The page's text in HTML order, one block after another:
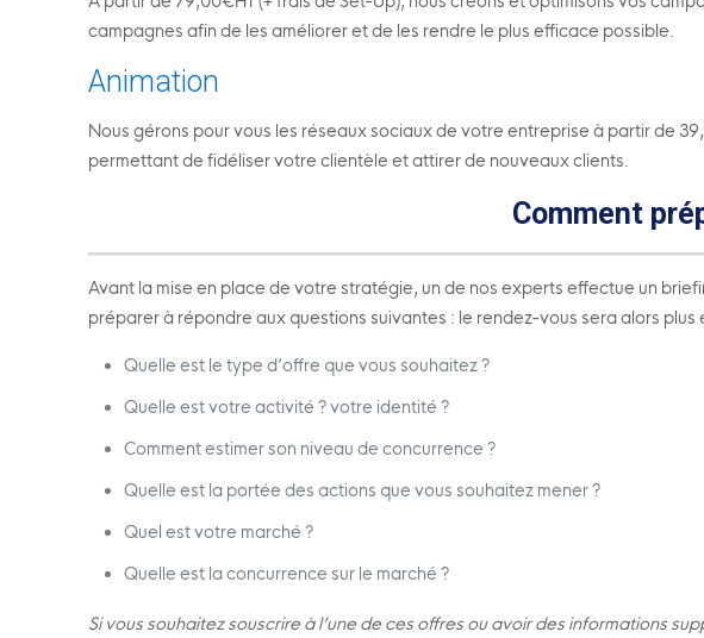
campagnes afin de les améliorer et de les rendre le plus efficace possible.
Animation
Nous gérons pour vous les réseaux sociaux de votre entreprise à partir de
permettant de fidéliser votre clientèle et attirer de nouveaux clients.
Comment
Avant la mise en place de votre stratégie, un de nos experts effectue un
préparer à répondre aux questions suivantes : le rendez-vous sera alors
Quelle est le type d’offre que vous souhaitez ?
Quelle est votre activité ? votre identité ?
Comment estimer son niveau de concurrence ?
Quelle est la portée des actions que vous souhaitez mener ?
Quel est votre marché ?
Quelle est la concurrence sur le marché ?
Si vous souhaitez souscrire à l’une de ces offres ou avoir des informations